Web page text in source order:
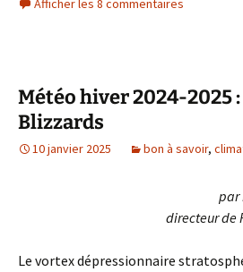
Afficher les 8 commentaires
Météo hiver 2024-2025
Blizzards
10 janvier 2025 bon à savoir,
par
directeur de
Le vortex dépressionnaire